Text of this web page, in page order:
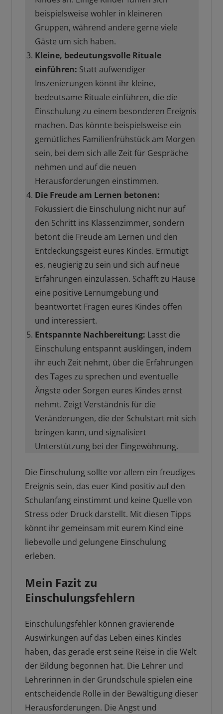
beispielsweise wohler in kleineren
Gruppen, während andere gerne viele
Gäste um sich haben.
Kleine, bedeutungsvolle Rituale
einführen: Statt aufwendiger
Inszenierungen könnt ihr kleine,
bedeutsame Rituale einführen, die die
Einschulung zu einem besonderen Ereignis
machen. Das könnte beispielsweise ein
gemütliches Familienfrühstück am Morgen
sein, bei dem sich alle Zeit für Gespräche
nehmen und auf die neuen
Herausforderungen einstimmen.
Die Freude am Lernen betonen:
Fokussiert die Einschulung nicht nur auf
den Schritt ins Klassenzimmer, sondern
betont die Freude am Lernen und den
Entdeckungsgeist eures Kindes. Ermutigt
es, neugierig zu sein und sich auf neue
Erfahrungen einzulassen. Schafft zu Hause
eine positive Lernumgebung und
beantwortet Fragen eures Kindes offen
und interessiert.
Entspannte Nachbereitung: Lasst die
Einschulung entspannt ausklingen, indem
ihr euch Zeit nehmt, über die Erfahrungen
des Tages zu sprechen und eventuelle
Ängste oder Sorgen eures Kindes ernst
nehmt. Zeigt Verständnis für die
Veränderungen, die der Schulstart mit sich
bringen kann, und signalisiert
Unterstützung bei der Eingewöhnung.
Die Einschulung sollte vor allem ein freudiges
Ereignis sein, das euer Kind positiv auf den
Schulanfang einstimmt und keine Quelle von
Stress oder Druck darstellt. Mit diesen Tipps
könnt ihr gemeinsam mit eurem Kind eine
liebevolle und gelungene Einschulung
erleben.
Mein Fazit zu
Einschulungsfehlern
Einschulungsfehler können gravierende
Auswirkungen auf das Leben eines Kindes
haben, das gerade erst seine Reise in die Welt
der Bildung begonnen hat. Die Lehrer und
Lehrerinnen in der Grundschule spielen eine
entscheidende Rolle in der Bewältigung dieser
Herausforderungen. Die Angst und